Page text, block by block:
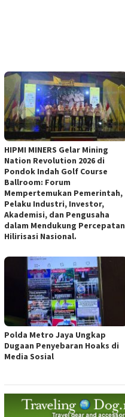
HIPMI MINERS Gelar Mining
Nation Revolution 2026 di
Pondok Indah Golf Course
Ballroom: Forum
Mempertemukan Pemerintah,
Pelaku Industri, Investor,
Akademisi, dan Pengusaha
dalam Mendukung Percepatan
Hilirisasi Nasional.
Polda Metro Jaya Ungkap
Dugaan Penyebaran Hoaks di
Media Sosial